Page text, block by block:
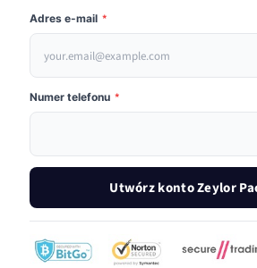
Adres e-mail *
Numer telefonu *
Utwórz konto Zeylor